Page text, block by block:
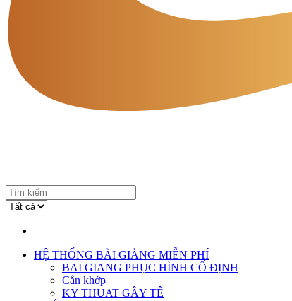
HỆ THỐNG BÀI GIẢNG MIỄN PHÍ
BAI GIANG PHỤC HÌNH CỐ ĐỊNH
Cắn khớp
KY THUAT GÂY TÊ